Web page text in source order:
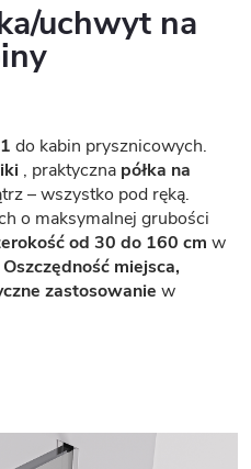
uchwyt na
do kabin prysznicowych.
, praktyczna półka na
– wszystko pod ręką.
o maksymalnej grubości
od 30 do 160 cm w
Oszczędność miejsca,
zastosowanie w